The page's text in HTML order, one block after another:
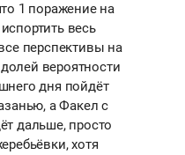
1 поражение на
весь
перспективы на
вероятности
дня пойдёт
а Факел с
дальше, просто
хотя